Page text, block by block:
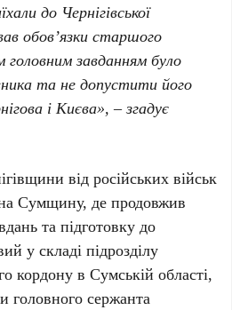
до Чернігівської
обов’язки старшого
завданням було
та не допустити його
і Києва», – згадує
від російських військ
Сумщину, де продовжив
та підготовку до
у складі підрозділу
кордону в Сумській області,
головного сержанта